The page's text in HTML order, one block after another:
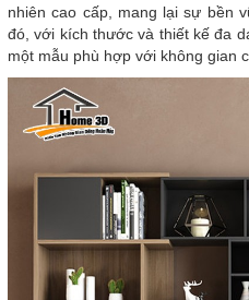
nhiên cao cấp, mang lại sự bền
đó, với kích thước và thiết kế đa
một mẫu phù hợp với không gian